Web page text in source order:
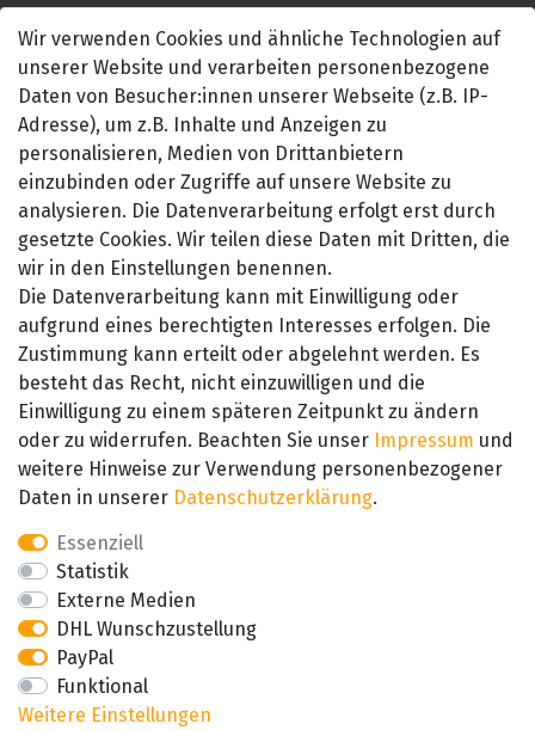
Impressum
AGB
Datenschutzerklärung
Barrierefreiheitserklärung
Widerrufsrecht
Kontakt
SEHR GUT
4.89 / 5
aus 657 Bewertungen
bei: amazon.de,
amazon.fr, amazon.it
Wir verwenden Cookies und ähnliche Technologien auf
unserer Website und verarbeiten personenbezogene
Daten von Besucher:innen unserer Webseite (z.B. IP-
Adresse), um z.B. Inhalte und Anzeigen zu
personalisieren, Medien von Drittanbietern
einzubinden oder Zugriffe auf unsere Website zu
analysieren. Die Datenverarbeitung erfolgt erst durch
gesetzte Cookies. Wir teilen diese Daten mit Dritten, die
wir in den Einstellungen benennen.
Die Datenverarbeitung kann mit Einwilligung oder
aufgrund eines berechtigten Interesses erfolgen. Die
Zustimmung kann erteilt oder abgelehnt werden. Es
besteht das Recht, nicht einzuwilligen und die
Einwilligung zu einem späteren Zeitpunkt zu ändern
oder zu widerrufen. Beachten Sie unser Impressum und
weitere Hinweise zur Verwendung personenbezogener
Daten in unserer Daten­schutz­erklärung.
Essenziell
Statistik
Externe Medien
DHL Wunschzustellung
PayPal
Funktional
Weitere Einstellungen